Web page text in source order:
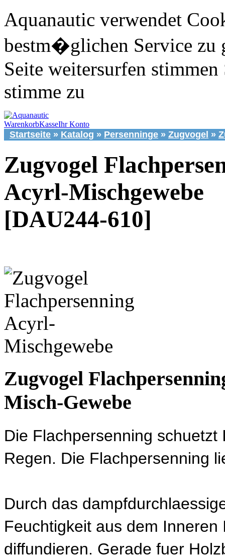
Aquanautic verwendet
bestm�glichen Service zu
Seite weitersurfen stimmen
stimme zu
WarenkorbKasseIhr Konto
Startseite » Katalog » Persenninge » Zugvogel »
Zugvogel
Acyrl-Mischgewebe
[DAU244-610]
Zugvogel
Misch-Gewebe
Die Flachpersenning
Regen. Die Flachpersenning
Durch das
Feuchtigkeit aus dem
diffundieren. Gerade fuer